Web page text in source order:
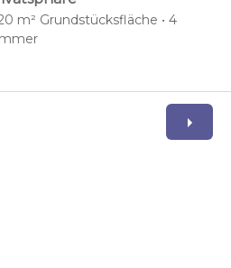
m² Grundstücksfläche • 4